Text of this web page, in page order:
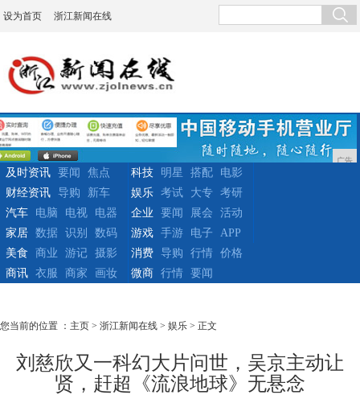
设为首页 浙江新闻在线
广告
及时资讯 要闻
焦点
财经资讯
导购 新车
科技 明星 搭配
电影
娱乐
考试 大专
考研
汽车
电脑 电视
电器
家居
数据 识别 数码
企业 要闻 展会
活动
游戏
手游 电子
APP
美食
商业 游记
摄影
商讯
衣服 商家 画妆
消费 导购 行情
价格
微商
行情 要闻
您当前的位置 ： 主页 > 浙江新闻在线 > 娱乐 > 正文
刘慈欣又一科幻大片问世，吴京主动让
贤，赶超《流浪地球》无悬念